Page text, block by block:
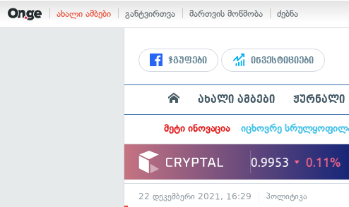
ახალი ამბები განტვირთვა მართვის მოწმობა ძებნა
ჯგუფები ინვესტიციები
ახალი ამბები ჟურნალი
მეტი ინოვაცია იცხოვრე
22 დეკემბერი 2021, 16:29 პოლიტიკა